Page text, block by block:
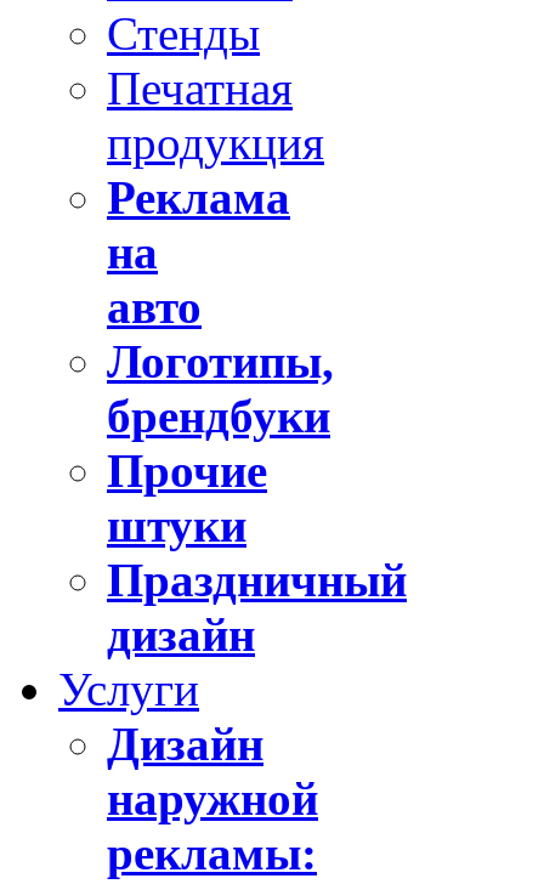
Стенды
Печатная
продукция
Реклама
на
авто
Логотипы,
брендбуки
Прочие
штуки
Праздничный
дизайн
Услуги
Дизайн
наружной
рекламы: